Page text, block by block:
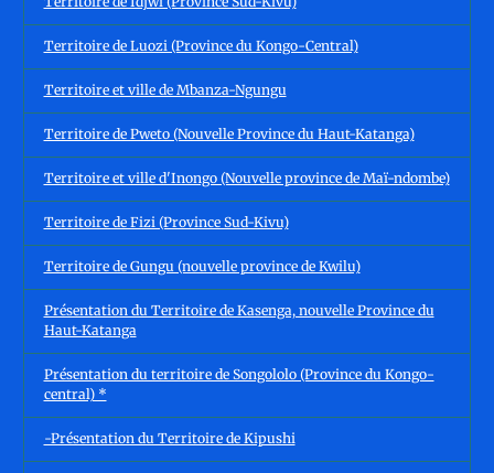
Territoire de Luozi (Province du Kongo-Central)
Territoire et ville de Mbanza-Ngungu
Territoire de Pweto (Nouvelle Province du Haut-Katanga)
Territoire et ville d'Inongo (Nouvelle province de Maï-ndombe)
Territoire de Fizi (Province Sud-Kivu)
Territoire de Gungu (nouvelle province de Kwilu)
Présentation du Territoire de Kasenga, nouvelle Province du
Haut-Katanga
Présentation du territoire de Songololo (Province du Kongo-
central) *
-Présentation du Territoire de Kipushi